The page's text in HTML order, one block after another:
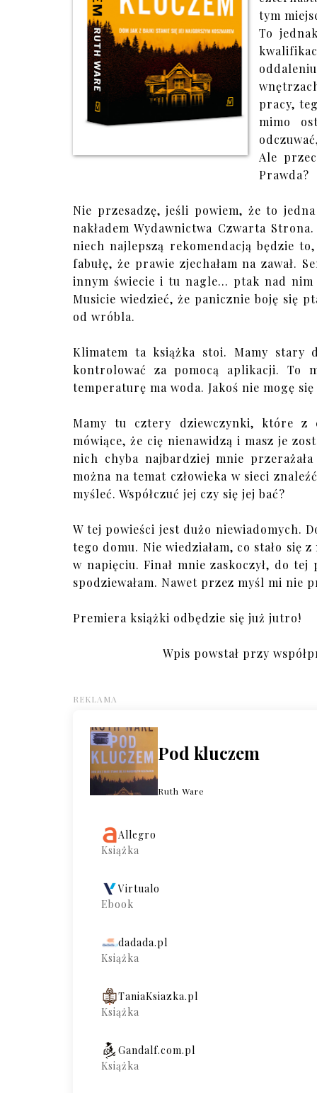
tym
To
pracy,
mimo
Ale
Prawda?
Nie przesadzę, jeśli powiem, że to
nakładem Wydawnictwa Czwarta
niech najlepszą rekomendacją będzie
fabułę, że prawie zjechałam na zawał.
innym świecie i tu nagle... ptak nad
Musicie wiedzieć, że panicznie boję się
od wróbla.
Klimatem ta książka stoi. Mamy stary
kontrolować za pomocą aplikacji. To
temperaturę ma woda. Jakoś nie mogę
Mamy tu cztery dziewczynki, które z
mówiące, że cię nienawidzą i masz je
nich chyba najbardziej mnie
można na temat człowieka w sieci
myśleć. Współczuć jej czy się jej bać?
W tej powieści jest dużo niewiadomych.
tego domu. Nie wiedziałam, co stało się
w napięciu. Finał mnie zaskoczył, do
spodziewałam. Nawet przez myśl mi nie
Premiera książki odbędzie się już jutro!
Wpis powstał przy